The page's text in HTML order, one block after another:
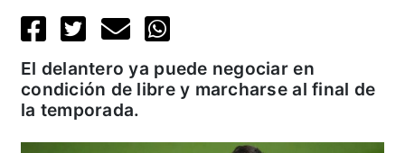
El delantero ya puede negociar en
condición de libre y marcharse al final de
la temporada.